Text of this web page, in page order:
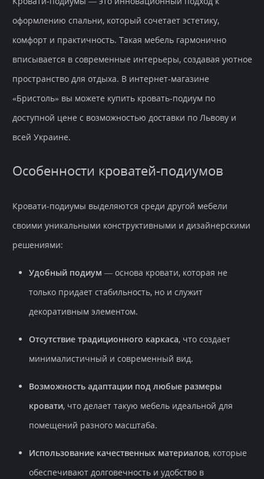
оформлению спальни, который сочетает эстетику,
комфорт и практичность. Такая мебель гармонично
вписывается в современные интерьеры, создавая уютное
пространство для отдыха. В интернет-магазине
«Бристоль» вы можете купить кровать-подиум по
доступной цене с возможностью доставки по Львову и
всей Украине.
Особенности кроватей-подиумов
Кровати-подиумы выделяются среди другой мебели
своими уникальными конструктивными и дизайнерскими
решениями:
Удобный подиум — основа кровати, которая не
только придает стабильность, но и служит
декоративным элементом.
Отсутствие традиционного каркаса, что создает
минималистичный и современный вид.
Возможность адаптации под любые размеры
кровати, что делает такую мебель идеальной для
помещений разного масштаба.
Использование качественных материалов, которые
обеспечивают долговечность и удобство в